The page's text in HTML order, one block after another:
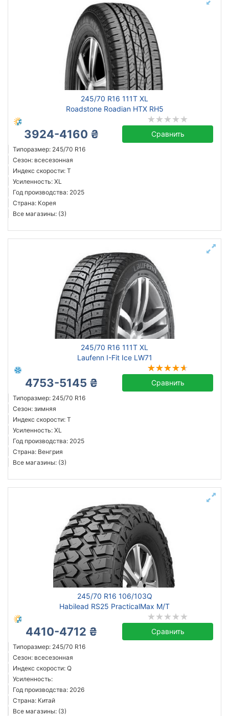
245/70 R16 111T XL
Roadstone Roadian HTX RH5
3924-4160 ₴ Сравнить
Типоразмер: 245/70 R16
Сезон: всесезонная
Индекс скорости: T
Усиленность: XL
Год производства: 2025
Страна: Корея
Все магазины: (3)
245/70 R16 111T XL
Laufenn I-Fit Ice LW71
4753-5145 ₴ Сравнить
Типоразмер: 245/70 R16
Сезон: зимняя
Индекс скорости: T
Усиленность: XL
Год производства: 2025
Страна: Венгрия
Все магазины: (3)
245/70 R16 106/103Q
Habilead RS25 PracticalMax M/T
4410-4712 ₴ Сравнить
Типоразмер: 245/70 R16
Сезон: всесезонная
Индекс скорости: Q
Усиленность:
Год производства: 2026
Страна: Китай
Все магазины: (3)
Страна производства
Подобрать